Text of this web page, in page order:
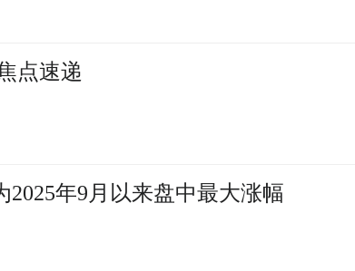
点速递
年9月以来盘中最大涨幅